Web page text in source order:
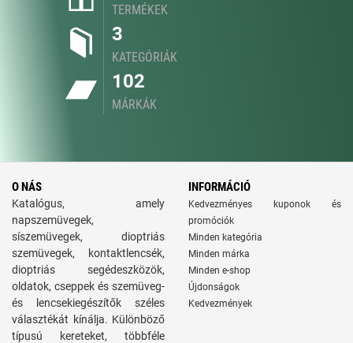
TERMÉKEK
3
KATEGÓRIÁK
102
MÁRKÁK
O NÁS
Katalógus, amely
napszemüvegek,
síszemüvegek, dioptriás
szemüvegek, kontaktlencsék,
dioptriás segédeszközök,
oldatok, cseppek és szemüveg-
és lencsekiegészítők széles
választékát kínálja. Különböző
típusú kereteket, többféle
INFORMÁCIÓ
Kedvezményes kuponok és
promóciók
Minden kategória
Minden márka
Minden e-shop
Újdonságok
Kedvezmények